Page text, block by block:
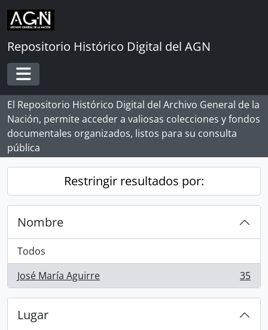
Skip to main content
Repositorio Histórico Digital del AGN
Toggle navigation
El Repositorio Histórico Digital del Archivo General de la
Nación, permite acceder a valiosas colecciones y fondos
documentales organizados, listos para su consulta
pública
Restringir resultados por:
Nombre
Todos
José María Aguirre
, 35 resultados 35
Lugar